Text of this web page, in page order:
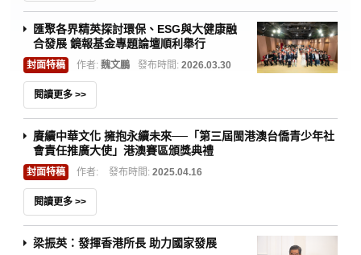
匯聚各界精英探討環保、ESG與大健康融
合發展 鏡報基金專題論壇順利舉行
封面特稿 作者: 魏文鵬 發布時間: 2026.03.30
閱讀更多 >>
賡續中華文化 擁抱永續未來──「第三屆閩港澳台僑青少年社
會責任推廣大使」港澳賽區頒獎典禮
封面特稿 作者: 發布時間: 2025.04.16
閱讀更多 >>
梁振英：發揮香港所長 助力國家發展